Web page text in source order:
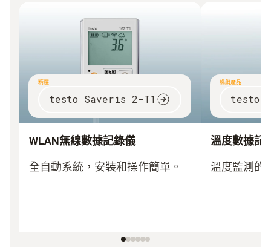
精選
testo Saveris 2-T1
WLAN無線數據記錄儀
全自動系統，安裝和操作簡單。
暢銷產品
testo
溫度數據記
溫度監測的